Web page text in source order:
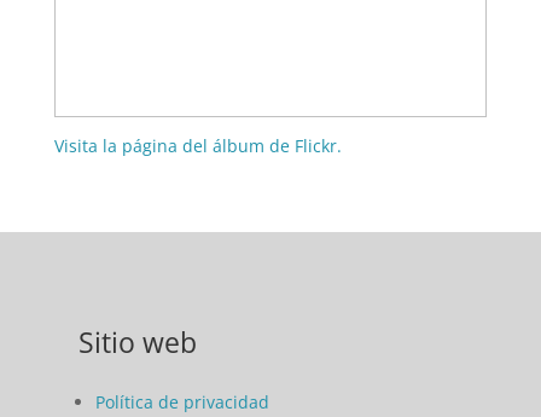
Visita la página del álbum de Flickr.
Sitio web
Política de privacidad